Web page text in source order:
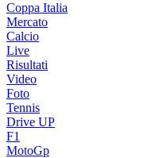
Coppa Italia
Mercato
Calcio
Live
Risultati
Video
Foto
Tennis
Drive UP
F1
MotoGp